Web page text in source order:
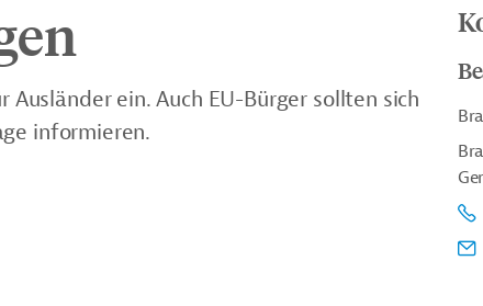
ein. Auch EU-Bürger sollten sich
informieren.